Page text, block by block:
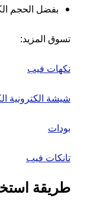
بفضل الحجم الكبير 120 مل، ستتمكن من الاستمتاع بتجربة تدخين ممتدة بأسعار معقولة، مما يجعلها خيارًا اقتصاديًا ومثاليًا للمدخنين
تسوق المزيد:
نكهات فيب
شيشة الكترونية
بودات
تانكات فيب
طريقة